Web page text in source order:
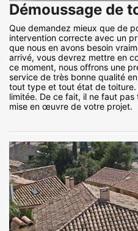
Démoussage de
Que demandez mieux que de
intervention correcte avec un
que nous en avons besoin
arrivé, vous devrez mettre en
ce moment, nous offrons une
service de très bonne qualité
tout type et tout état de
limitée. De ce fait, il ne faut
mise en œuvre de votre projet.